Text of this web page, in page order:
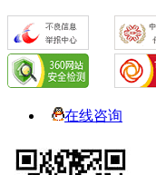
在线咨询